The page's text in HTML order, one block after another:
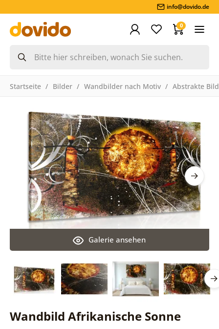
info@dovido.de
0
Startseite Bilder Wandbilder nach Motiv Abstrakte
Wandbild Afrikanische Sonne
Galerie ansehen